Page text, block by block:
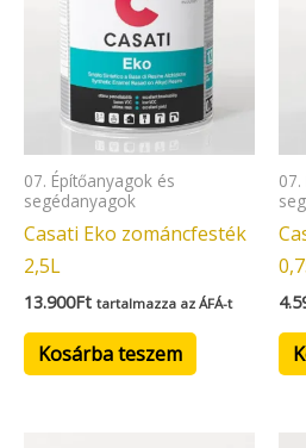
07. Építőanyagok és
segédanyagok
Casati Eko zománcfesték
2,5L
13.900Ft tartalmazza az ÁFÁ-t
Kosárba teszem